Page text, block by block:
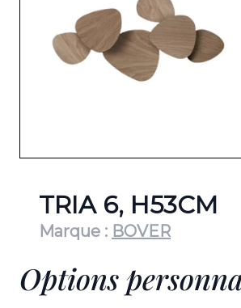
TRIA 6, H53CM
Marque : BOVER
Options